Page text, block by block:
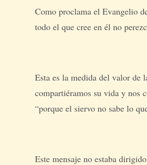
Como proclama el Evangelio
todo el que cree en él no
Esta es la medida del valor de
compartiéramos su vida y nos
“porque el siervo no sabe lo
Este mensaje no estaba